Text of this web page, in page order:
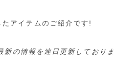
アイテムのご紹介です!
新の情報を連日更新しておりま